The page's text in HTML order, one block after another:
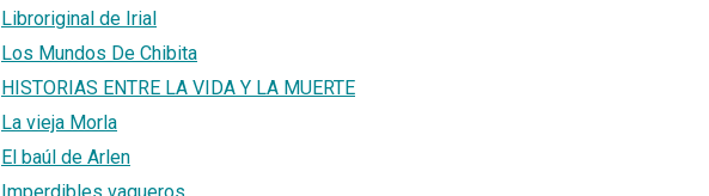
Libroriginal de Irial
Los Mundos De Chibita
HISTORIAS ENTRE LA VIDA Y LA MUERTE
La vieja Morla
El baúl de Arlen